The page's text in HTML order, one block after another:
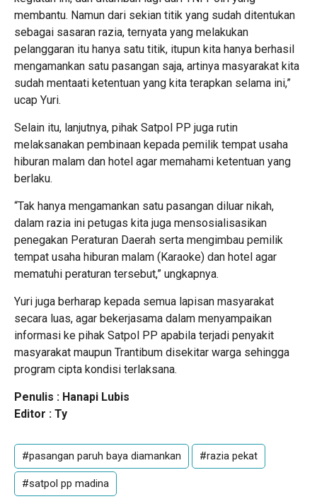
membantu. Namun dari sekian titik yang sudah ditentukan
sebagai sasaran razia, ternyata yang melakukan
pelanggaran itu hanya satu titik, itupun kita hanya berhasil
mengamankan satu pasangan saja, artinya masyarakat kita
sudah mentaati ketentuan yang kita terapkan selama ini,”
ucap Yuri.
Selain itu, lanjutnya, pihak Satpol PP juga rutin
melaksanakan pembinaan kepada pemilik tempat usaha
hiburan malam dan hotel agar memahami ketentuan yang
berlaku.
“Tak hanya mengamankan satu pasangan diluar nikah,
dalam razia ini petugas kita juga mensosialisasikan
penegakan Peraturan Daerah serta mengimbau pemilik
tempat usaha hiburan malam (Karaoke) dan hotel agar
mematuhi peraturan tersebut,” ungkapnya.
Yuri juga berharap kepada semua lapisan masyarakat
secara luas, agar bekerjasama dalam menyampaikan
informasi ke pihak Satpol PP apabila terjadi penyakit
masyarakat maupun Trantibum disekitar warga sehingga
program cipta kondisi terlaksana.
Penulis : Hanapi Lubis
Editor : Ty
#pasangan paruh baya diamankan #razia pekat
#satpol pp madina